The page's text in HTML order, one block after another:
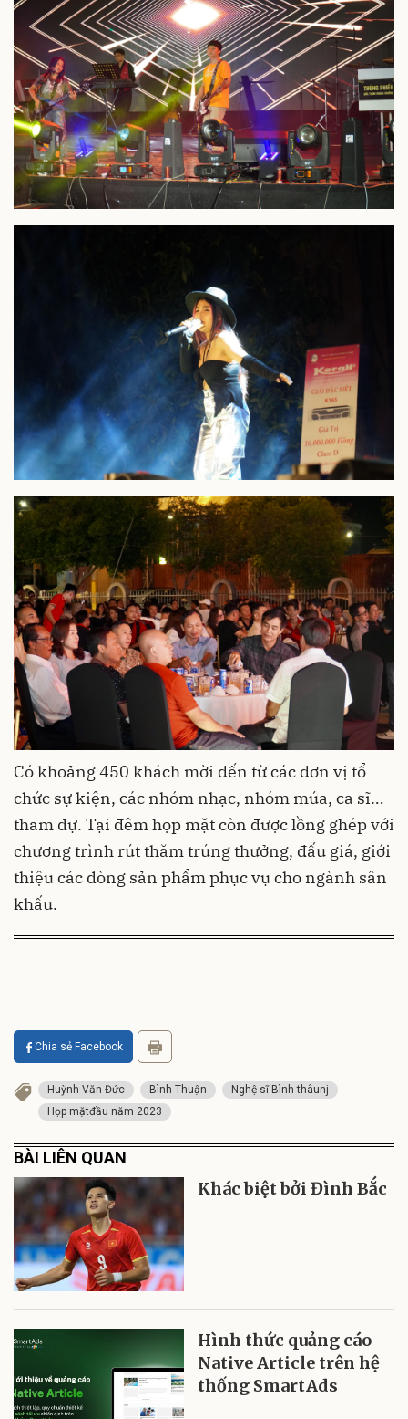
Có khoảng 450 khách mời đến từ các đơn vị tổ
chức sự kiện, các nhóm nhạc, nhóm múa, ca sĩ…
tham dự. Tại đêm họp mặt còn được lồng ghép với
chương trình rút thăm trúng thưởng, đấu giá, giới
thiệu các dòng sản phẩm phục vụ cho ngành sân
khấu.
Chia sẻ Facebook
Huỳnh Văn Đức Bình Thuận
Nghệ sĩ Bình thâunj
Họp mặtđầu năm 2023
BÀI LIÊN QUAN
Khác biệt bởi Đình Bắc
Hình thức quảng cáo
Native Article trên hệ
thống SmartAds